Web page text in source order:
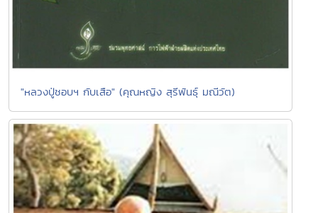
"หลวงปู่ชอบฯ กับเสือ" (คุณหญิง สุรีพันธุ์ มณีวัต)